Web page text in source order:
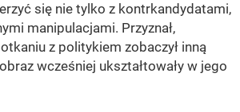
się nie tylko z kontrkandydatami,
manipulacjami. Przyznał,
z politykiem zobaczył inną
wcześniej ukształtowały w jego